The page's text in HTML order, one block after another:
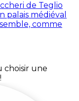
de Teglio
palais médiéval
comme
choisir une